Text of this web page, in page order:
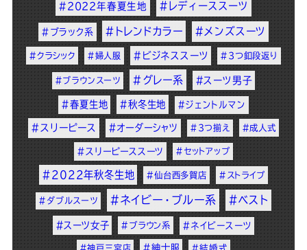
#2022年春夏生地 #レディーススーツ
#ブラック系 #トレンドカラー #メンズスーツ
#クラシック #婦人服 #ビジネススーツ #3つ釦段返り
#ブラウンスーツ #グレー系 #スーツ男子
#春夏生地 #秋冬生地 #ジェントルマン
#スリーピース #オーダーシャツ #3つ揃え #成人式
#スリーピーススーツ #セットアップ
#2022年秋冬生地 #仙台西多賀店 #ストライプ
#ダブルスーツ #ネイビー・ブルー系 #ベスト
#スーツ女子 #ブラウン系 #ネイビースーツ
#神戸三宮店